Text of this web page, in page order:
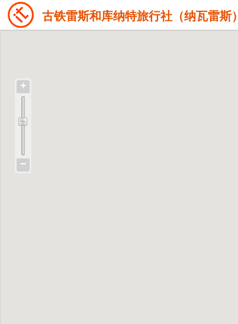
古铁雷斯和库纳特旅行社（纳瓦雷斯）
+
−